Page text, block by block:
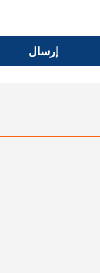
إرسال